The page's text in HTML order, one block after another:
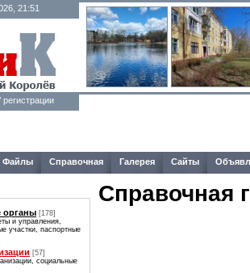
21:51
регистрации
Файлы Справочная Галерея Сайты
органы [178]
и управления,
участки, паспортные
[57]
социальные
Справочная